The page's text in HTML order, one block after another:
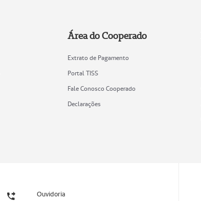
Área do Cooperado
Extrato de Pagamento
Portal TISS
Fale Conosco Cooperado
Declarações
Ouvidoria